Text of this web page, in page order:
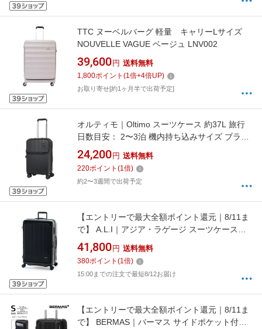
TTC ヌーベルバーグ 軽量 キャリーLサイズ
NOUVELLE VAGUE ベージュ LNV002
39,600 円 送料無料
1,800ポイント (1倍+4倍UP)
お取り寄せ[約1ヶ月半で出荷予定]
オルティモ｜Oltimo スーツケース 約37L 旅行
日数目安： 2〜3泊 機内持ち込みサイズ ブラッ
ク OT-0887-48N-BK [TSAロック搭載]
24,200 円 送料無料
220ポイント (1倍)
約2〜3週間で出荷予定
【エントリーで最大全額ポイント還元｜8/11ま
で】 A.L.I｜アジア・ラゲージ スーツケース
MAXBOX（マックスボックス）フロントオープ
ン 拡張タイプ 100L/拡張時110L 旅行目安：10
泊以上 マットブラック MX-8011-28W [TSAロ
ック搭載]
41,800 円 送料無料
380ポイント (1倍)
15:00までの注文で最短8/12お届け
【エントリーで最大全額ポイント還元｜8/11ま
で】 BERMAS｜バーマス サイドポケット付ス